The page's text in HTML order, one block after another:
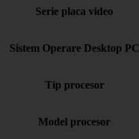
Serie placa video
Sistem Operare Desktop PC
Tip procesor
Model procesor